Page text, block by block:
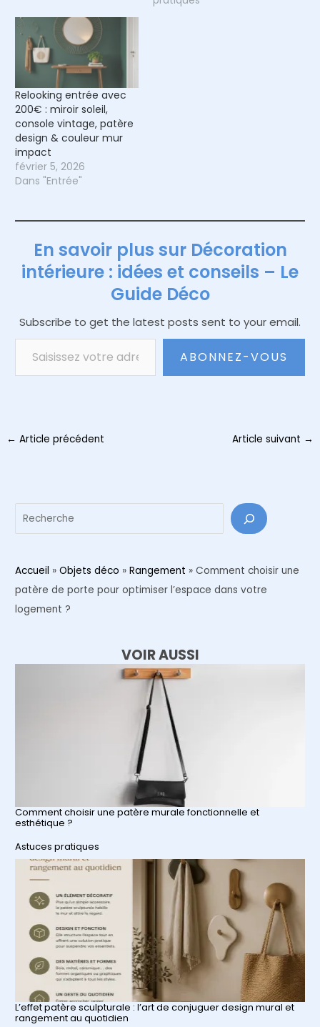
Relooking entrée avec
200€ : miroir soleil,
console vintage, patère
design & couleur mur
impact
février 5, 2026
Dans "Entrée"
En savoir plus sur Décoration
intérieure : idées et conseils – Le
Guide Déco
Subscribe to get the latest posts sent to your email.
Saisissez votre adresse e-mail…
ABONNEZ-VOUS
Navigation
← Article précédent Article suivant →
Accueil » Objets déco » Rangement » Comment choisir une
patère de porte pour optimiser l’espace dans votre
logement ?
VOIR AUSSI
Comment choisir une patère murale fonctionnelle et
esthétique ?
Par rapport à
Astuces pratiques
L’effet patère sculpturale : l’art de conjuguer design mural et
rangement au quotidien